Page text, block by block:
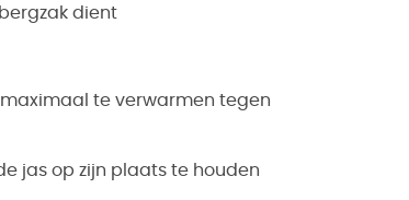
dient
te verwarmen tegen
jas op zijn plaats te houden